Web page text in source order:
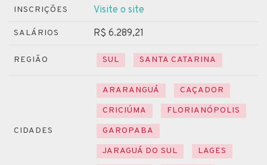
INSCRIÇÕES Visite o site
SALÁRIOS R$ 6.289,21
REGIÃO SUL SANTA CATARINA
CIDADES
ARARANGUÁ
CAÇADOR
CRICIÚMA
FLORIANÓPOLIS
GAROPABA
JARAGUÁ DO SUL
LAGES